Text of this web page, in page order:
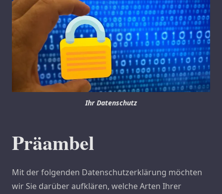
Ihr Datenschutz
Präambel
Mit der folgenden Datenschutzerklärung möchten
wir Sie darüber aufklären, welche Arten Ihrer